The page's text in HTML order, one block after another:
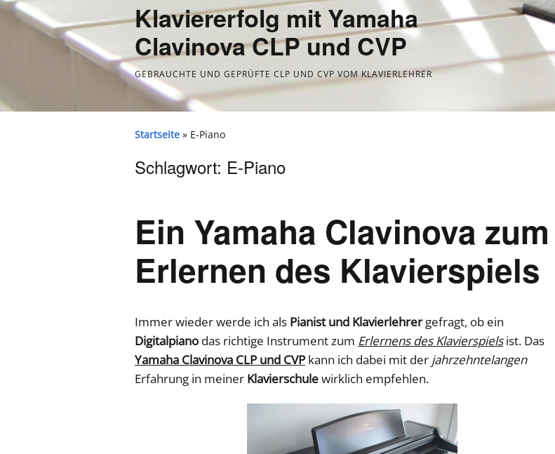
Klaviererfolg mit Yamaha
Clavinova CLP und CVP
GEBRAUCHTE UND GEPRÜFTE CLP UND CVP VOM KLAVIERLEHRER
Startseite » E-Piano
Schlagwort: E-Piano
Ein Yamaha Clavinova zum
Erlernen des Klavierspiels
Immer wieder werde ich als Pianist und Klavierlehrergefragt, ob ein
Digitalpiano das richtige Instrument zum Erlernens des Klavierspielsist. Das
Yamaha Clavinova CLP und CVP kann ich dabei mit der jahrzehntelangen
Erfahrung in meiner Klavierschulewirklich empfehlen.